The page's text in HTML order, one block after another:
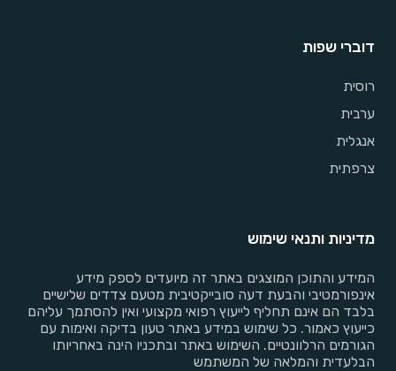
דוברי שפות
רוסית
ערבית
אנגלית
צרפתית
מדיניות ותנאי שימוש
המידע והתוכן המוצגים באתר זה מיועדים לספק מידע
אינפורמטיבי והבעת דעה סובייקטיבית מטעם צדדים שלישיים
בלבד הם אינם תחליף לייעוץ רפואי מקצועי ואין להסתמך עליהם
כייעוץ כאמור. כל שימוש במידע באתר טעון בדיקה ואימות עם
הגורמים הרלוונטיים. השימוש באתר ובתכניו הינה באחריותו
הבלעדית והמלאה של המשתמש